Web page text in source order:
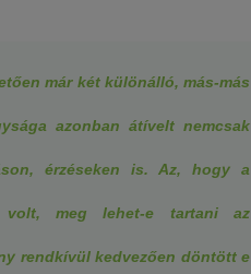
már két különálló, más-más
azonban átívelt nemcsak
érzéseken is. Az, hogy a
volt, meg lehet-e tartani az
rendkívül kedvezően döntött e